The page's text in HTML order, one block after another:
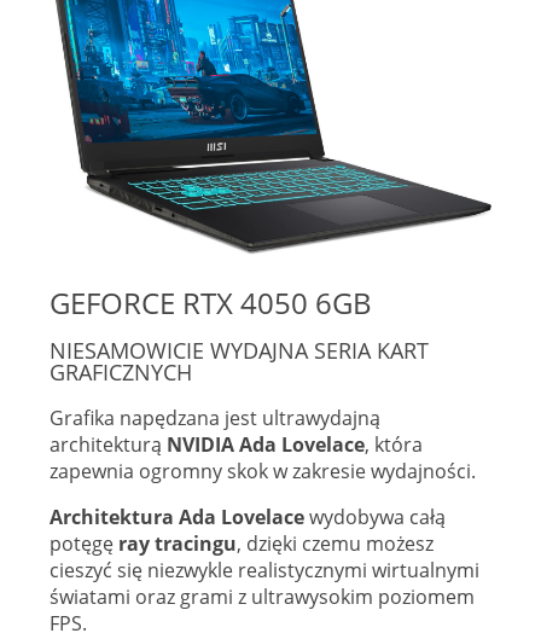
GEFORCE RTX 4050 6GB
NIESAMOWICIE WYDAJNA SERIA KART
GRAFICZNYCH
Grafika napędzana jest ultrawydajną
architekturą NVIDIA Ada Lovelace, która
zapewnia ogromny skok w zakresie wydajności.
Architektura Ada Lovelacewydobywa całą
potęgę ray tracingu, dzięki czemu możesz
cieszyć się niezwykle realistycznymi wirtualnymi
światami oraz grami z ultrawysokim poziomem
FPS.